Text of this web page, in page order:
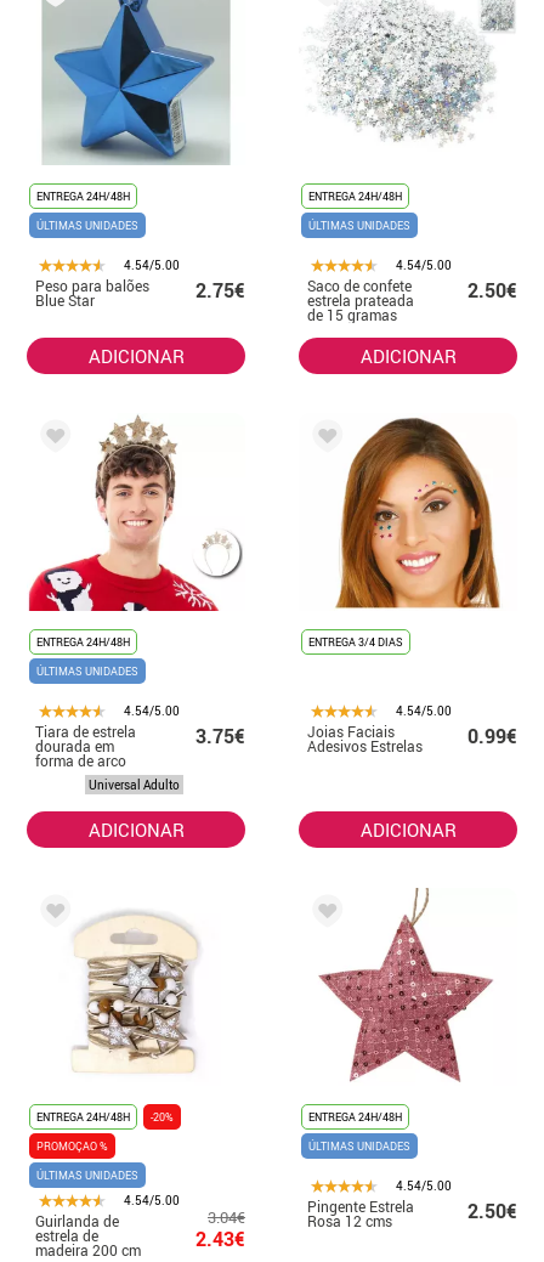
ENTREGA 24H/48H
ÚLTIMAS UNIDADES
4.54/5.00
Peso para balões
Blue Star 2.75€
ADICIONAR
ENTREGA 24H/48H
ÚLTIMAS UNIDADES
4.54/5.00
Saco de confete
estrela prateada
de 15 gramas
2.50€
ADICIONAR
ENTREGA 24H/48H
ÚLTIMAS UNIDADES
4.54/5.00
Tiara de estrela
dourada em
forma de arco
3.75€
Universal Adulto
ADICIONAR
ENTREGA 3/4 DIAS
4.54/5.00
Joias Faciais
Adesivos Estrelas 0.99€
ADICIONAR
ENTREGA 24H/48H
-20%
PROMOÇAO %
ÚLTIMAS UNIDADES
4.54/5.00
Guirlanda de
estrela de
madeira 200 cm
3.04€
2.43€
ENTREGA 24H/48H
ÚLTIMAS UNIDADES
4.54/5.00
Pingente Estrela
Rosa 12 cms 2.50€